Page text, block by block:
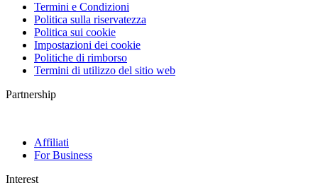
Termini e Condizioni
Politica sulla riservatezza
Politica sui cookie
Impostazioni dei cookie
Politiche di rimborso
Termini di utilizzo del sitio web
Partnership
Affiliati
For Business
Interest